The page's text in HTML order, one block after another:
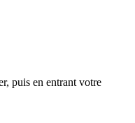
puis en entrant votre